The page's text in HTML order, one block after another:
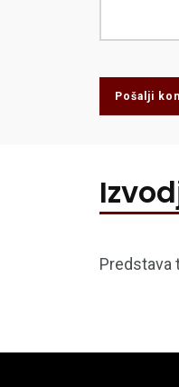
Pošalji
Predstava